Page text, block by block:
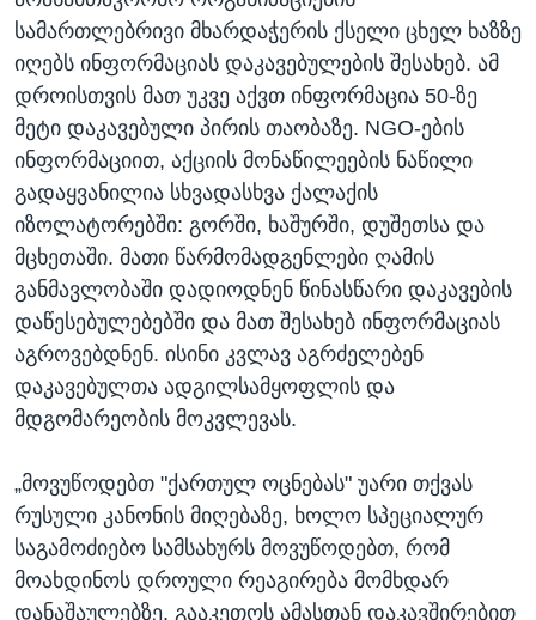
სამართლებრივი მხარდაჭერის ქსელი ცხელ ხაზზე
იღებს ინფორმაციას დაკავებულების შესახებ. ამ
დროისთვის მათ უკვე აქვთ ინფორმაცია 50-ზე
მეტი დაკავებული პირის თაობაზე. NGO-ების
ინფორმაციით, აქციის მონაწილეების ნაწილი
გადაყვანილია სხვადასხვა ქალაქის
იზოლატორებში: გორში, ხაშურში, დუშეთსა და
მცხეთაში. მათი წარმომადგენლები ღამის
განმავლობაში დადიოდნენ წინასწარი დაკავების
დაწესებულებებში და მათ შესახებ ინფორმაციას
აგროვებდნენ. ისინი კვლავ აგრძელებენ
დაკავებულთა ადგილსამყოფლის და
მდგომარეობის მოკვლევას.
„მოვუწოდებთ "ქართულ ოცნებას" უარი თქვას
რუსული კანონის მიღებაზე, ხოლო სპეციალურ
საგამოძიებო სამსახურს მოვუწოდებთ, რომ
მოახდინოს დროული რეაგირება მომხდარ
დანაშაულებზე, გააკეთოს ამასთან დაკავშირებით